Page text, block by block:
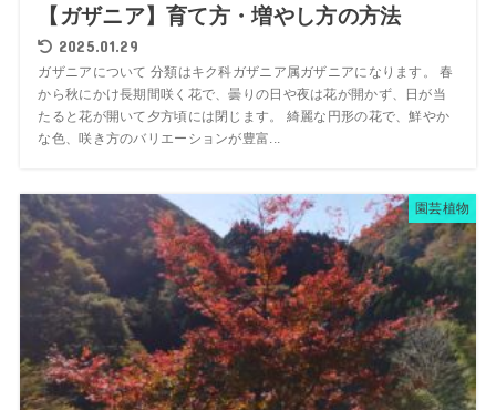
【ガザニア】育て方・増やし方の方法
2025.01.29
ガザニアについて 分類はキク科ガザニア属ガザニアになります。 春
から秋にかけ長期間咲く花で、曇りの日や夜は花が開かず、日が当
たると花が開いて夕方頃には閉じます。 綺麗な円形の花で、鮮やか
な色、咲き方のバリエーションが豊富...
園芸植物